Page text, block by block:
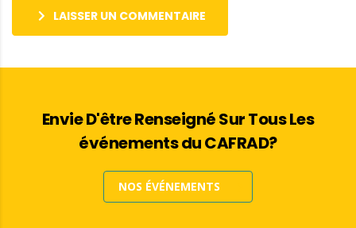
LAISSER UN COMMENTAIRE
Envie D'être Renseigné Sur Tous Les
événements du CAFRAD?
NOS ÉVÉNEMENTS